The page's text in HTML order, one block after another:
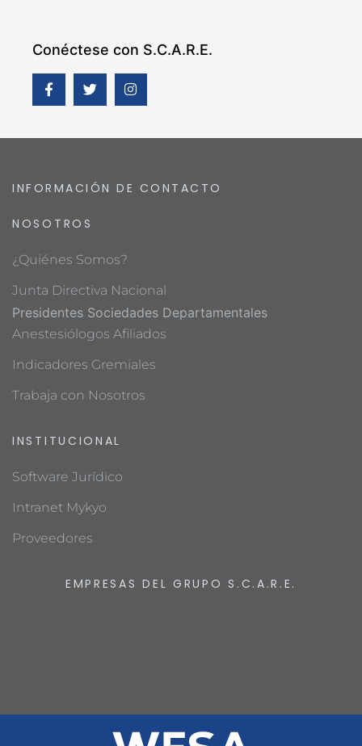
Conéctese con S.C.A.R.E.
INFORMACIÓN DE CONTACTO
NOSOTROS
¿Quiénes Somos?
Junta Directiva Nacional
Presidentes Sociedades Departamentales
Anestesiólogos Afiliados
Indicadores Gremiales
Trabaja con Nosotros
INSTITUCIONAL
Software Jurídico
Intranet Mykyo
Proveedores
EMPRESAS DEL GRUPO S.C.A.R.E.